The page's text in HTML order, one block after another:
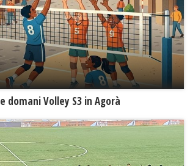
domani Volley S3 in Agorà